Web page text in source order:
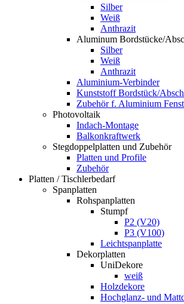
Silber
Weiß
Anthrazit
Aluminum Bordstücke/
Silber
Weiß
Anthrazit
Aluminium-Verbinder
Kunststoff Bordstück/
Zubehör f. Aluminium
Photovoltaik
Indach-Montage
Balkonkraftwerk
Stegdoppelplatten und Zubehör
Platten und Profile
Zubehör
Platten / Tischlerbedarf
Spanplatten
Rohspanplatten
Stumpf
P2 (V20)
P3 (V100)
Leichtspanplatte
Dekorplatten
UniDekore
weiß
Holzdekore
Hochglanz- und